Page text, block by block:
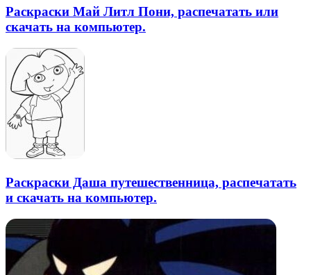
Раскраски Май Литл Пони, распечатать или
скачать на компьютер.
Раскраски Даша путешественница, распечатать
и скачать на компьютер.